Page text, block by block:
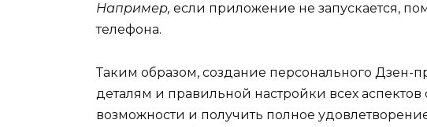
Например, если приложение не запускается,
телефона.
Таким образом, создание персонального Дзен-
деталям и правильной настройки всех аспектов
возможности и получить полное